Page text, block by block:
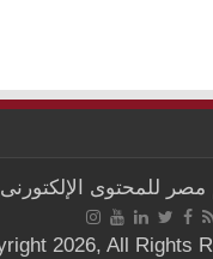
مصر للمحتوى الإلكتورنى